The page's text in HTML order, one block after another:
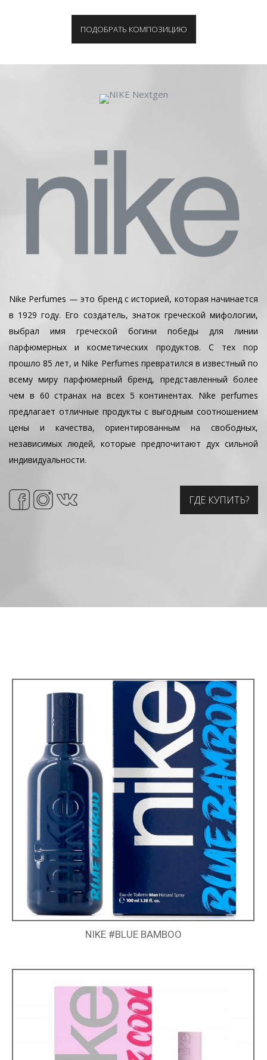
ПОДОБРАТЬ КОМПОЗИЦИЮ
Nike Perfumes — это бренд с историей, которая начинается
в 1929 году. Его создатель, знаток греческой мифологии,
выбрал имя греческой богини победы для линии
парфюмерных и косметических продуктов. С тех пор
прошло 85 лет, и Nike Perfumes превратился в известный по
всему миру парфюмерный бренд, представленный более
чем в 60 странах на всех 5 континентах. Nike perfumes
предлагает отличные продукты с выгодным соотношением
цены и качества, ориентированным на свободных,
независимых людей, которые предпочитают дух сильной
индивидуальности.
ГДЕ КУПИТЬ?
NIKE #BLUE BAMBOO